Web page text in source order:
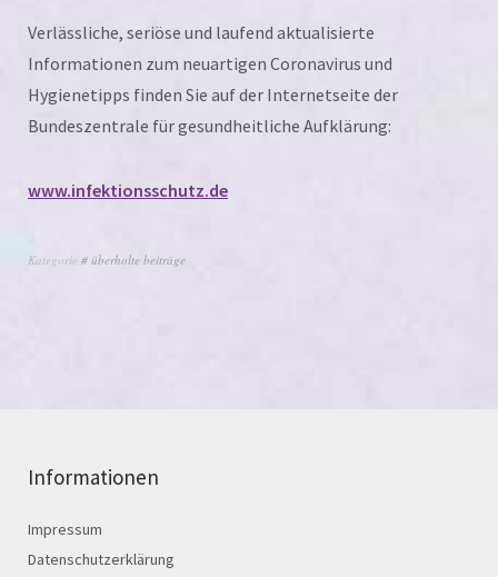
Verlässliche, seriö­se und lau­fend aktua­li­sier­te
Informationen zum neu­ar­ti­gen Coronavirus und
Hygienetipps fin­den Sie auf der Internetseite der
Bundeszentrale für gesund­heit­li­che Aufklärung:
www.infektionsschutz.de
Kategorie # überholte beiträge
Informationen
Impressum
Datenschutzerklärung